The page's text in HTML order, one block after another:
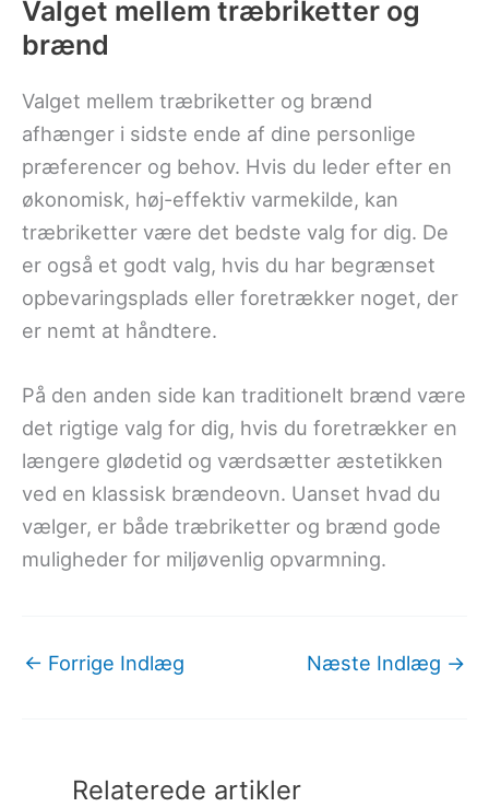
Valget mellem træbriketter og
brænd
Valget mellem træbriketter og brænd
afhænger i sidste ende af dine personlige
præferencer og behov. Hvis du leder efter en
økonomisk, høj-effektiv varmekilde, kan
træbriketter være det bedste valg for dig. De
er også et godt valg, hvis du har begrænset
opbevaringsplads eller foretrækker noget, der
er nemt at håndtere.
På den anden side kan traditionelt brænd være
det rigtige valg for dig, hvis du foretrækker en
længere glødetid og værdsætter æstetikken
ved en klassisk brændeovn. Uanset hvad du
vælger, er både træbriketter og brænd gode
muligheder for miljøvenlig opvarmning.
← Forrige Indlæg Næste Indlæg →
Relaterede artikler